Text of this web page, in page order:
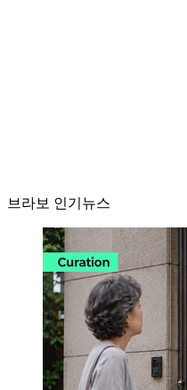
브라보 인기뉴스